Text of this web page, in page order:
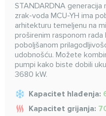
STANDARDNA
zrak-voda MCU-YH ima
arhitekturu temeljenu na
proširenim rasponom rada
poboljšanom
udobnošću. Možete
pumpi kako biste dobili
3680 kW.
Kapacitet hlađenja:
Kapacitet grijanja: